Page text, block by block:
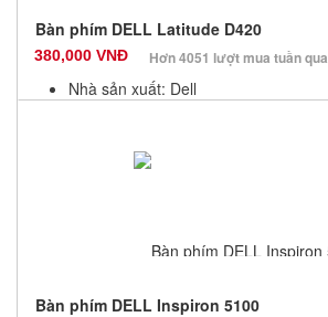
Bàn phím DELL Latitude D420
380,000 VNĐ Hơn 4051 lượt mua tuần qua
Nhà sản xuất: Dell
Số lượng: 10
Bàn phím DELL Inspiron 5100